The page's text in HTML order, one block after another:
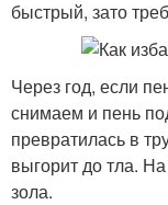
быстрый, зато
Через год, если
снимаем и пень
превратилась в
выгорит до тла.
зола.